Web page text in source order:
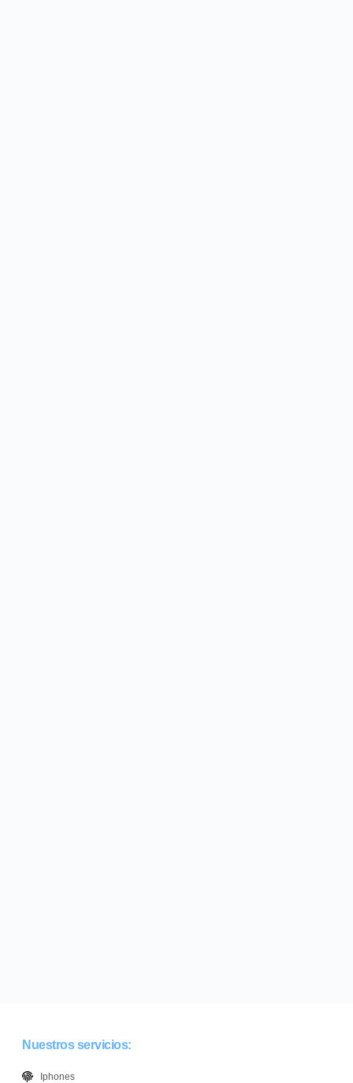
Nuestros servicios:
Iphones